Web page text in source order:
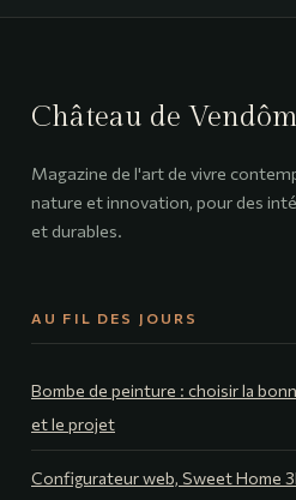
décoration pour
Château de
Magazine de l'art de vivre
nature et innovation, pour des
et durables.
AU FIL DES JOURS
Bombe de peinture : choisir la
et le projet
Configurateur web, Sweet Home